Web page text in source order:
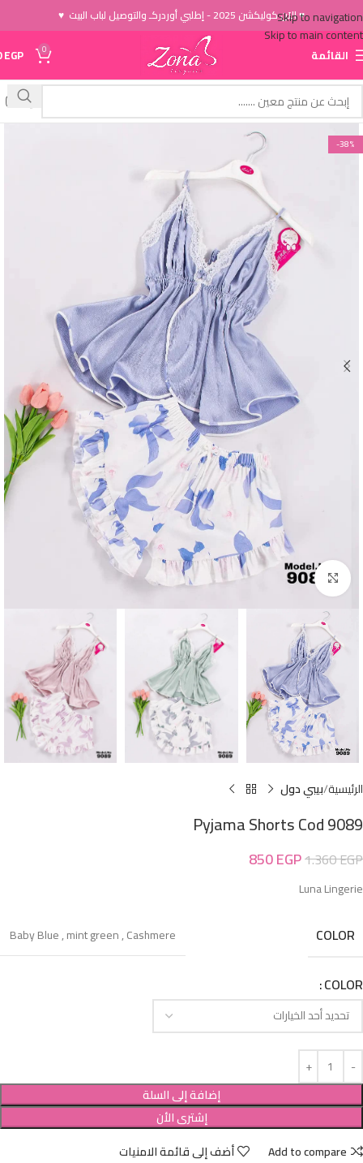
Skip to navigation
Skip to main content
♥ الاَن كوليكشن 2025 - إطلبي أوردركـ والتوصيل لباب البيت ♥
القائمة 0
EGP
-38%
Click to enlarge
الرئيسية بيبي دول
Pyjama Shorts Cod 9089
1.360EGP
850EGP
Luna Lingerie
COLOR
Baby Blue,mint green,Cashmere
COLOR
إضافة إلى السلة
إشترى الأن
Add to compare
أضف إلى قائمة الامنيات